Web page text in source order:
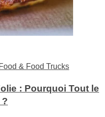
& Food Trucks
: Pourquoi Tout le
?